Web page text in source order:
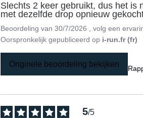
Slechts 2 keer gebruikt, dus het is
met dezelfde drop opnieuw
Beoordeling van30/7/2026 , volg een
Oorspronkelijk gepubliceerd op i-run.fr (fr)
Originele beoordeling bekijken
5/5